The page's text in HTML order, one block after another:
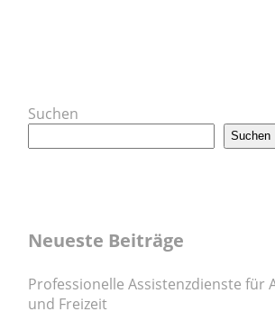
Suchen
Suchen
Neueste Beiträge
Professionelle Assistenzdienste für
und Freizeit